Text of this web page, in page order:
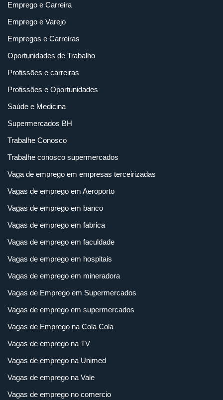
Emprego e Carreira
Emprego e Varejo
Empregos e Carreiras
Oportunidades de Trabalho
Profissões e carreiras
Profissões e Oportunidades
Saúde e Medicina
Supermercados BH
Trabalhe Conosco
Trabalhe conosco supermercados
Vaga de emprego em empresas terceirizadas
Vagas de emprego em Aeroporto
Vagas de emprego em banco
Vagas de emprego em fabrica
Vagas de emprego em faculdade
Vagas de emprego em hospitais
Vagas de emprego em mineradora
Vagas de Emprego em Supermercados
Vagas de emprego em supermercados
Vagas de Emprego na Cola Cola
Vagas de emprego na TV
Vagas de emprego na Unimed
Vagas de emprego na Vale
Vagas de emprego no comercio